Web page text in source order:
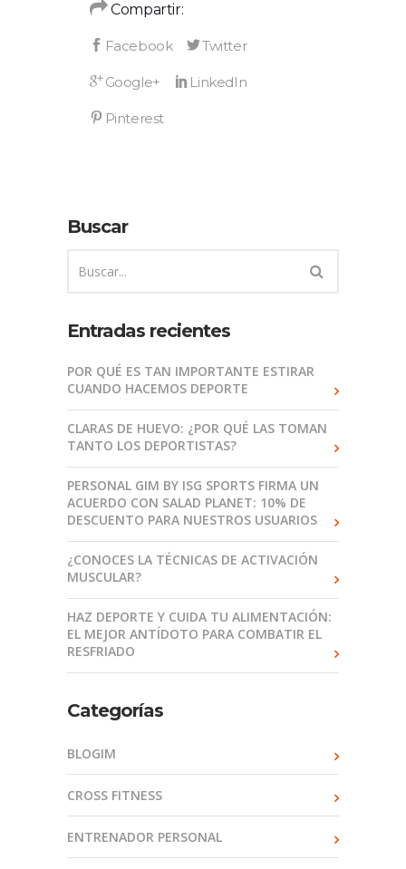
Compartir:
Buscar
Entradas recientes
POR QUÉ ES TAN IMPORTANTE ESTIRAR
CUANDO HACEMOS DEPORTE
CLARAS DE HUEVO: ¿POR QUÉ LAS TOMAN
TANTO LOS DEPORTISTAS?
PERSONAL GIM BY ISG SPORTS FIRMA UN
ACUERDO CON SALAD PLANET: 10% DE
DESCUENTO PARA NUESTROS USUARIOS
¿CONOCES LA TÉCNICAS DE ACTIVACIÓN
MUSCULAR?
HAZ DEPORTE Y CUIDA TU ALIMENTACIÓN:
EL MEJOR ANTÍDOTO PARA COMBATIR EL
RESFRIADO
Categorías
BLOGIM
CROSS FITNESS
ENTRENADOR PERSONAL